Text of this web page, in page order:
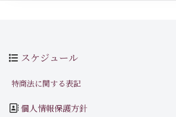
スケジュール
特商法に関する表記
個人情報保護方針